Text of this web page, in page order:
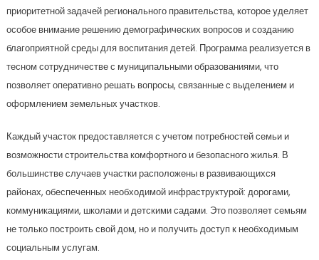
приоритетной задачей регионального правительства, которое уделяет
особое внимание решению демографических вопросов и созданию
благоприятной среды для воспитания детей. Программа реализуется в
тесном сотрудничестве с муниципальными образованиями, что
позволяет оперативно решать вопросы, связанные с выделением и
оформлением земельных участков.
Каждый участок предоставляется с учетом потребностей семьи и
возможности строительства комфортного и безопасного жилья. В
большинстве случаев участки расположены в развивающихся
районах, обеспеченных необходимой инфраструктурой: дорогами,
коммуникациями, школами и детскими садами. Это позволяет семьям
не только построить свой дом, но и получить доступ к необходимым
социальным услугам.